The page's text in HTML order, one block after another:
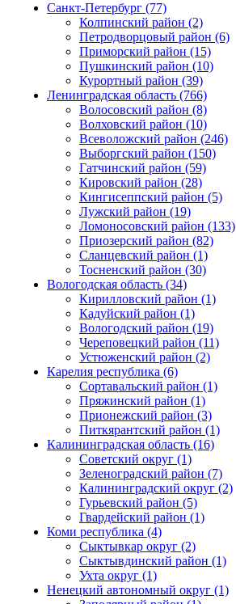
Санкт-Петербург (77)
Колпинский район (2)
Петродворцовый район (6)
Приморский район (15)
Пушкинский район (10)
Курортный район (39)
Ленинградская область (766)
Волосовский район (8)
Волховский район (10)
Всеволожский район (246)
Выборгский район (150)
Гатчинский район (59)
Кировский район (28)
Кингисеппский район (5)
Лужский район (19)
Ломоносовский район (133)
Приозерский район (82)
Сланцевский район (1)
Тосненский район (30)
Вологодская область (34)
Кирилловский район (1)
Кадуйский район (1)
Вологодский район (19)
Череповецкий район (11)
Устюженский район (2)
Карелия республика (6)
Сортавальский район (1)
Пряжинский район (1)
Прионежский район (3)
Питкярантский район (1)
Калининградская область (16)
Советский округ (1)
Зеленоградский район (7)
Калининградский округ (2)
Гурьевский район (5)
Гвардейский район (1)
Коми республика (4)
Сыктывкар округ (2)
Сыктывдинский район (1)
Ухта округ (1)
Ненецкий автономный округ (1)